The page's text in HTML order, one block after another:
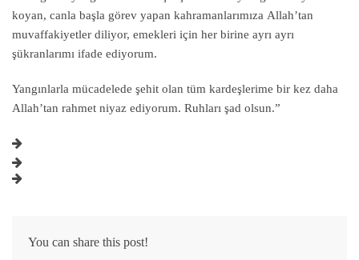
koyan, canla başla görev yapan kahramanlarımıza Allah’tan
muvaffakiyetler diliyor, emekleri için her birine ayrı ayrı
şükranlarımı ifade ediyorum.
Yangınlarla mücadelede şehit olan tüm kardeşlerime bir kez daha
Allah’tan rahmet niyaz ediyorum. Ruhları şad olsun.”
You can share this post!